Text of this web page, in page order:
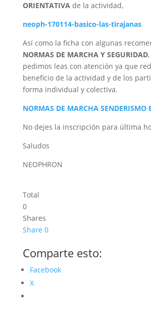
ORIENTATIVAde la actividad,
neoph-170114-basico-las-tirajanas
Así como la ficha con algunas
NORMAS DE MARCHA Y SEGURIDAD
pedimos leas con atención ya que
beneficio de la actividad y de los
forma individual y colectiva.
NORMAS DE MARCHA SENDERISMO
No dejes la inscripción para última
Saludos
NEOPHRON
Total
0
Shares
Share 0
Comparte esto:
Facebook
X